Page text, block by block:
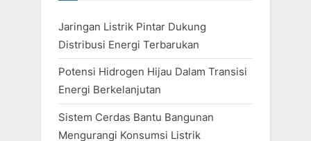
Jaringan Listrik Pintar Dukung
Distribusi Energi Terbarukan
Potensi Hidrogen Hijau Dalam Transisi
Energi Berkelanjutan
Sistem Cerdas Bantu Bangunan
Mengurangi Konsumsi Listrik